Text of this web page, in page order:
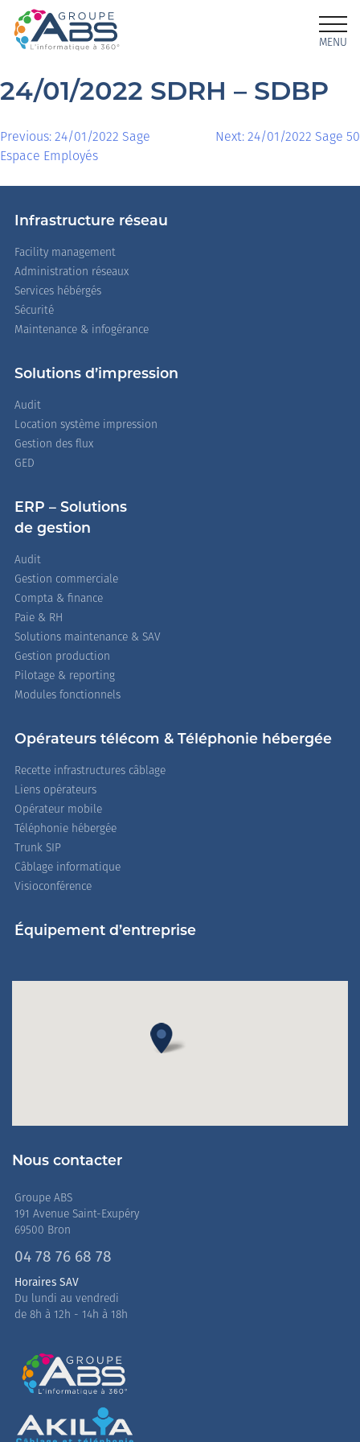
MENU
24/01/2022 SDRH – SDBP
Previous: 24/01/2022 Sage
Espace Employés
Next: 24/01/2022 Sage 50
Infrastructure réseau
Facility management
Administration réseaux
Services hébérgés
Sécurité
Maintenance & infogérance
Solutions d’impression
Audit
Location système impression
Gestion des flux
GED
ERP – Solutions
de gestion
Audit
Gestion commerciale
Compta & finance
Paie & RH
Solutions maintenance & SAV
Gestion production
Pilotage & reporting
Modules fonctionnels
Opérateurs télécom & Téléphonie hébergée
Recette infrastructures câblage
Liens opérateurs
Opérateur mobile
Téléphonie hébergée
Trunk SIP
Câblage informatique
Visioconférence
Équipement d’entreprise
Nous contacter
Groupe ABS
191 Avenue Saint-Exupéry
69500 Bron
04 78 76 68 78
Horaires SAV
Du lundi au vendredi
de 8h à 12h - 14h à 18h